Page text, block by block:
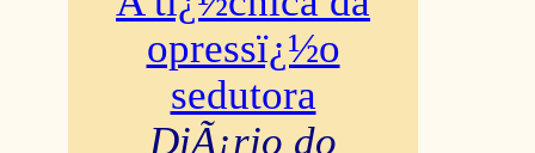
opressï¿½o
sedutora
DiÃ¡rio do